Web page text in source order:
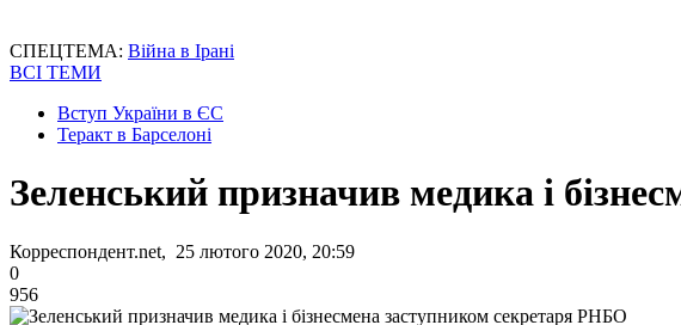
СПЕЦТЕМА: Війна в Ірані
ВСІ ТЕМИ
Вступ України в ЄС
Теракт в Барселоні
Зеленський призначив медика і
Корреспондент.net, 25 лютого 2020, 20:59
0
956